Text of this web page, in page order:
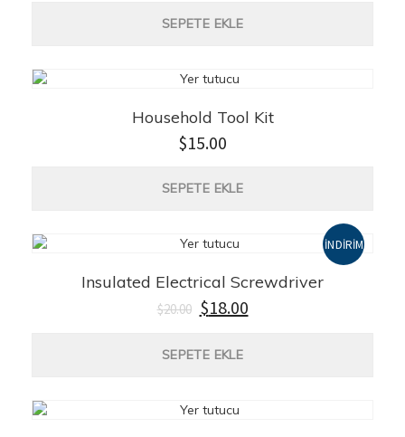
SEPETE EKLE
Household Tool Kit
$15.00
SEPETE EKLE
İNDIRIM!
Insulated Electrical Screwdriver
$20.00 Orijinal
$20.00.
$18.00Şu
SEPETE EKLE